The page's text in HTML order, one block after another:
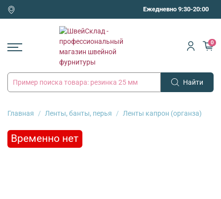
Ежедневно 9:30-20:00
Найти
0
Главная Ленты, банты, перья Ленты капрон (органза)
Временно нет